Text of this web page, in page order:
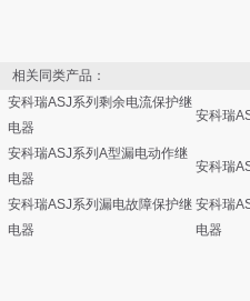
相关同类产品：
安科瑞ASJ系列剩余电流保护继
电器
安科瑞
安科瑞ASJ系列A型漏电动作继
电器
安科瑞
安科瑞ASJ系列漏电故障保护继
电器
安科瑞
电器